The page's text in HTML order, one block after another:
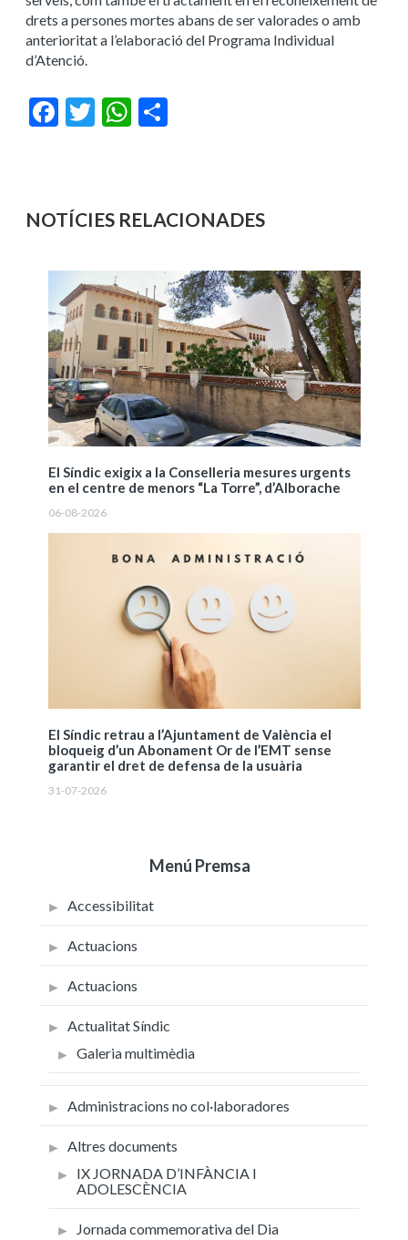
drets a persones mortes abans de ser valorades o amb
anterioritat a l’elaboració del Programa Individual
d’Atenció.
Facebook
Twitter WhatsApp
NOTÍCIES RELACIONADES
El Síndic exigix a la Conselleria mesures urgents
en el centre de menors “La Torre”, d’Alborache
06-08-2026
El Síndic retrau a l’Ajuntament de València el
bloqueig d’un Abonament Or de l’EMT sense
garantir el dret de defensa de la usuària
31-07-2026
Menú Premsa
Accessibilitat
Actuacions
Actuacions
Actualitat Síndic
Galeria multimèdia
Administracions no col·laboradores
Altres documents
IX JORNADA D’INFÀNCIA I
ADOLESCÈNCIA
Jornada commemorativa del Dia